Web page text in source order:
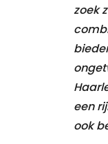
zoek
een
ook